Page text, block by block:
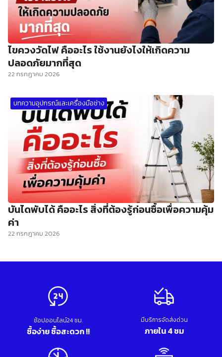
ไขควงวัดไฟ คืออะไร ใช้งานยังไงให้เกิดความ
ปลอดภัยมากที่สุด
22 กรกฎาคม 2026
บทความอุปกรณ์และเครื่องมือช่าง
บันไดพับได้ คืออะไร สิ่งที่ต้องรู้ก่อนซื้อเพื่อความคุ้ม
ค่า
22 กรกฎาคม 2026
ช้อปออนไลน์24 ชม.
ซื้อง่าย ซื้อสะดวก !!
มีบริการจัดส่งด่วน
ภายใน 4 ชม